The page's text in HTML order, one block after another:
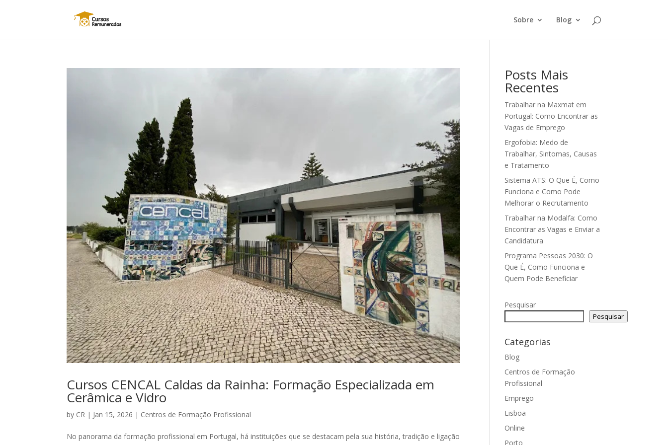
Sobre Blog
Cursos CENCAL Caldas da Rainha: Formação Especializada em
Cerâmica e Vidro
by CR | Jan 15, 2026 | Centros de Formação Profissional
No panorama da formação profissional em Portugal, há instituições que se destacam pela sua história, tradição e ligação
Posts Mais
Recentes
Trabalhar na Maxmat em
Portugal: Como Encontrar as
Vagas de Emprego
Ergofobia: Medo de
Trabalhar, Sintomas, Causas
e Tratamento
Sistema ATS: O Que É, Como
Funciona e Como Pode
Melhorar o Recrutamento
Trabalhar na Modalfa: Como
Encontrar as Vagas e Enviar a
Candidatura
Programa Pessoas 2030: O
Que É, Como Funciona e
Quem Pode Beneficiar
Pesquisar
Pesquisar
Categorias
Blog
Centros de Formação
Profissional
Emprego
Lisboa
Online
Porto